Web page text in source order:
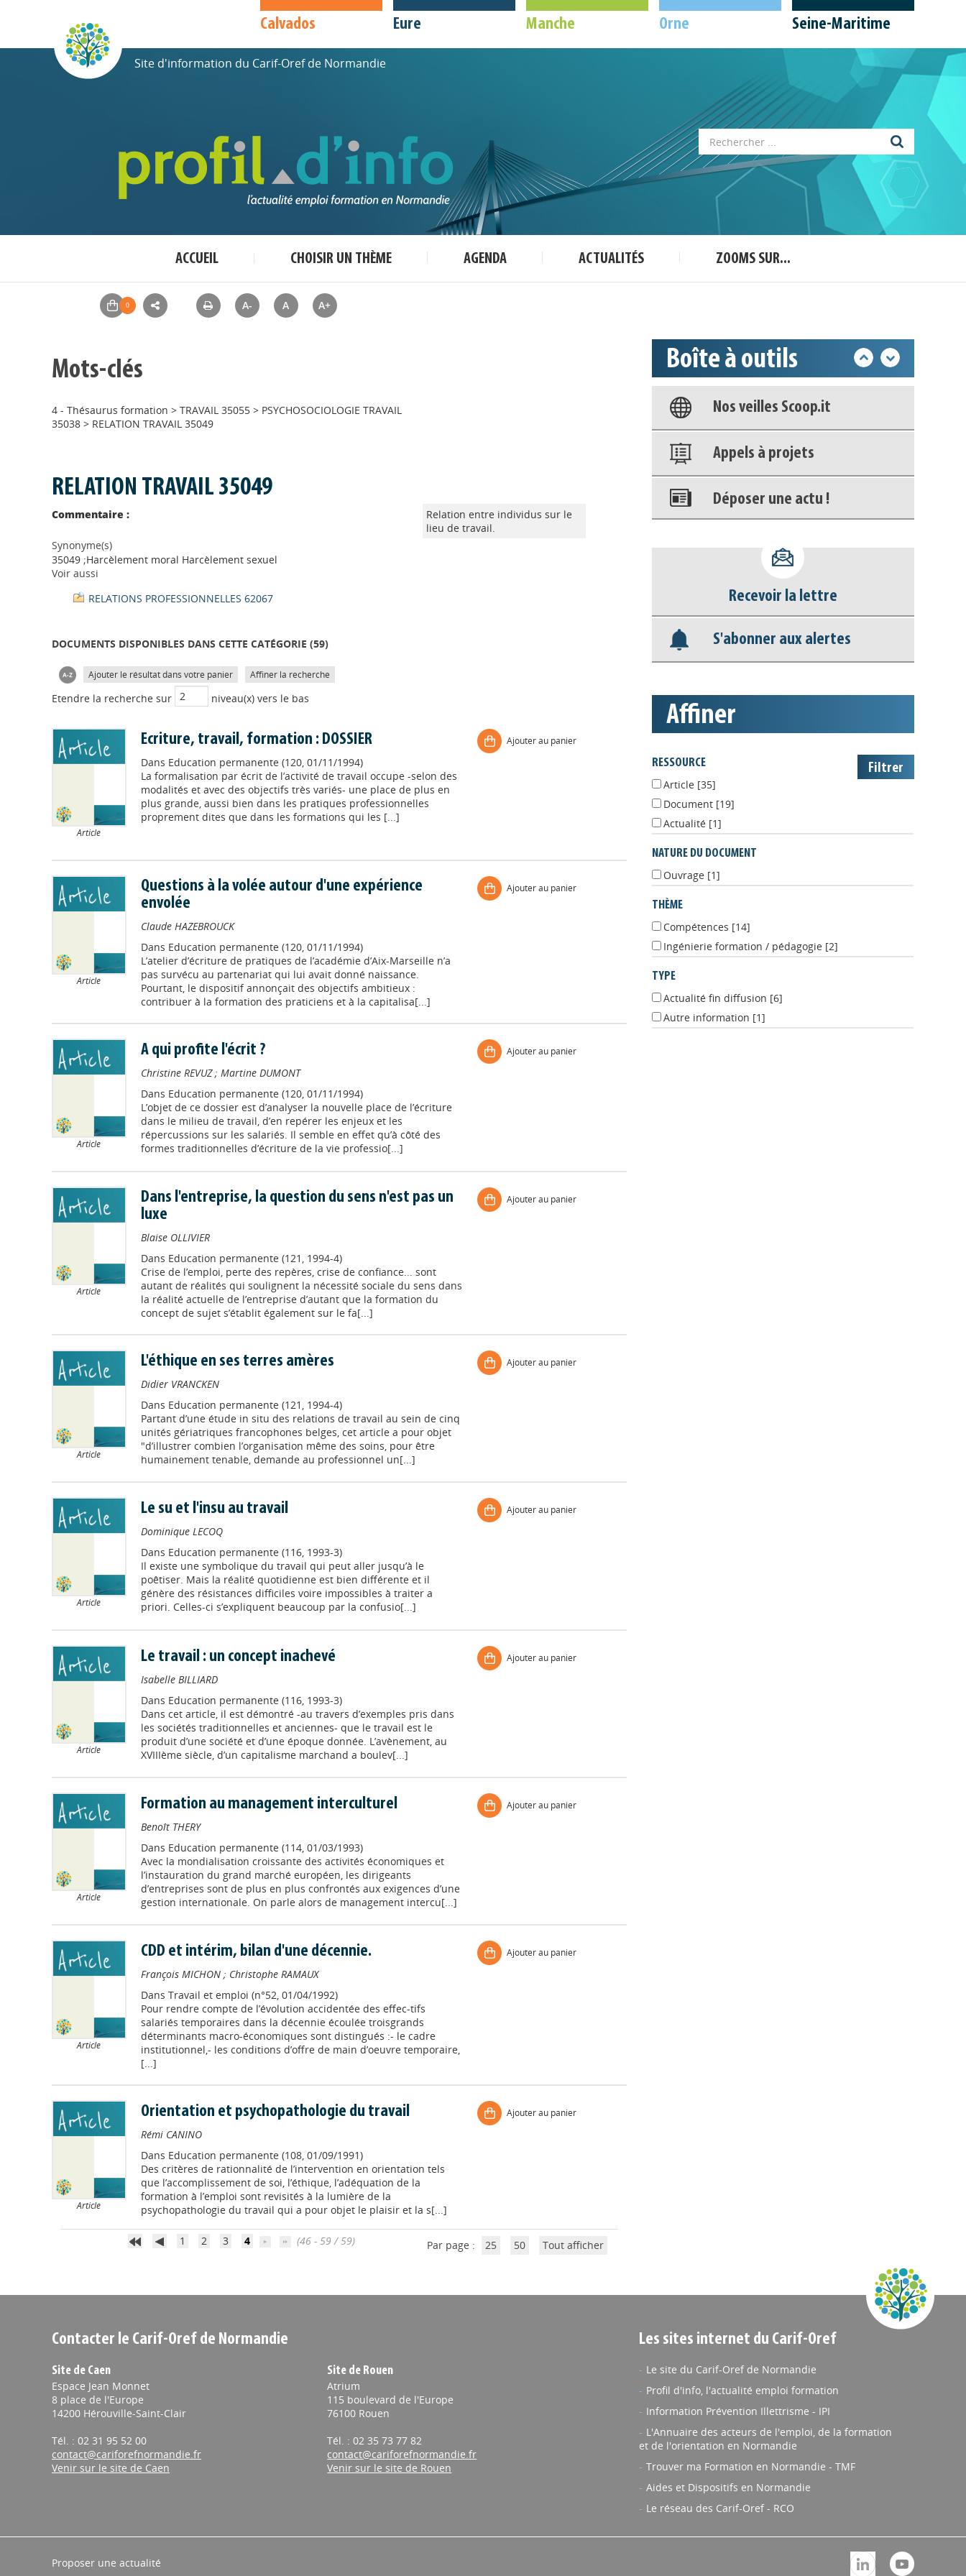
Calvados Eure Manche Orne Seine-Maritime
Site d'information du Carif-Oref de Normandie
ACCUEIL CHOISIR UN THÈME AGENDA ACTUALITÉS ZOOMS SUR...
A- A A+
Mots-clés
4 - Thésaurus formation > TRAVAIL 35055 > PSYCHOSOCIOLOGIE TRAVAIL
35038 > RELATION TRAVAIL 35049
RELATION TRAVAIL 35049
Commentaire :
Relation entre individus sur le
lieu de travail.
Synonyme(s)
35049 ;Harcèlement moral Harcèlement sexuel
Voir aussi
RELATIONS PROFESSIONNELLES 62067
DOCUMENTS DISPONIBLES DANS CETTE CATÉGORIE (59)
Ajouter le résultat dans votre panier Affiner la recherche
Etendre la recherche sur niveau(x) vers le bas
Article
Ecriture, travail, formation : DOSSIER
Dans Education permanente (120, 01/11/1994)
La formalisation par écrit de l’activité de travail occupe -selon des
modalités et avec des objectifs très variés- une place de plus en
plus grande, aussi bien dans les pratiques professionnelles
proprement dites que dans les formations qui les [...]
Ajouter au panier
Article
Questions à la volée autour d'une expérience
envolée
Claude HAZEBROUCK
Dans Education permanente (120, 01/11/1994)
L’atelier d’écriture de pratiques de l’académie d’Aix-Marseille n’a
pas survécu au partenariat qui lui avait donné naissance.
Pourtant, le dispositif annonçait des objectifs ambitieux :
contribuer à la formation des praticiens et à la capitalisa[...]
Ajouter au panier
Article
A qui profite l'écrit ?
Christine REVUZ; Martine DUMONT
Dans Education permanente (120, 01/11/1994)
L’objet de ce dossier est d’analyser la nouvelle place de l’écriture
dans le milieu de travail, d’en repérer les enjeux et les
répercussions sur les salariés. Il semble en effet qu’à côté des
formes traditionnelles d’écriture de la vie professio[...]
Ajouter au panier
Article
Dans l'entreprise, la question du sens n'est pas un
luxe
Blaise OLLIVIER
Dans Education permanente (121, 1994-4)
Crise de l’emploi, perte des repères, crise de confiance... sont
autant de réalités qui soulignent la nécessité sociale du sens dans
la réalité actuelle de l’entreprise d’autant que la formation du
concept de sujet s’établit également sur le fa[...]
Ajouter au panier
Article
L'éthique en ses terres amères
Didier VRANCKEN
Dans Education permanente (121, 1994-4)
Partant d’une étude in situ des relations de travail au sein de cinq
unités gériatriques francophones belges, cet article a pour objet
"d’illustrer combien l’organisation même des soins, pour être
humainement tenable, demande au professionnel un[...]
Ajouter au panier
Article
Le su et l'insu au travail
Dominique LECOQ
Dans Education permanente (116, 1993-3)
Il existe une symbolique du travail qui peut aller jusqu’à le
poêtiser. Mais la réalité quotidienne est bien différente et il
génère des résistances difficiles voire impossibles à traiter a
priori. Celles-ci s’expliquent beaucoup par la confusio[...]
Ajouter au panier
Article
Le travail : un concept inachevé
Isabelle BILLIARD
Dans Education permanente (116, 1993-3)
Dans cet article, il est démontré -au travers d’exemples pris dans
les sociétés traditionnelles et anciennes- que le travail est le
produit d’une société et d’une époque donnée. L’avènement, au
XVIIIème siècle, d’un capitalisme marchand a boulev[...]
Ajouter au panier
Article
Formation au management interculturel
Benoît THERY
Dans Education permanente (114, 01/03/1993)
Avec la mondialisation croissante des activités économiques et
l’instauration du grand marché européen, les dirigeants
d’entreprises sont de plus en plus confrontés aux exigences d’une
gestion internationale. On parle alors de management intercu[...]
Ajouter au panier
Article
CDD et intérim, bilan d'une décennie.
François MICHON; Christophe RAMAUX
Dans Travail et emploi (n°52, 01/04/1992)
Pour rendre compte de l’évolution accidentée des effec-tifs
salariés temporaires dans la décennie écoulée troisgrands
déterminants macro-économiques sont distingués :- le cadre
institutionnel,- les conditions d’offre de main d’oeuvre temporaire,
[...]
Ajouter au panier
Article
Orientation et psychopathologie du travail
Rémi CANINO
Dans Education permanente (108, 01/09/1991)
Des critères de rationnalité de l’intervention en orientation tels
que l’accomplissement de soi, l’éthique, l’adéquation de la
formation à l’emploi sont revisités à la lumière de la
psychopathologie du travail qui a pour objet le plaisir et la s[...]
Ajouter au panier
1 2 3 4 (46 - 59 / 59) Par page : 25 50 Tout afficher
Boîte à outils
Appels à projets
Base documentaire
Nos veilles Scoop.it
Appels à projets
Déposer une actu !
Base documentaire
Nos veilles Scoop.it
affiner
Document
Actualité[1]
Ouvrage[1]
Compétences
Ingénierie formation / pédagogie[2]
Actualité fin diffusion
Autre information[1]
Contacter le Carif-Oref de Normandie
Site de Caen
Espace Jean Monnet
8 place de l'Europe
14200 Hérouville-Saint-Clair
Tél. : 02 31 95 52 00
contact@cariforefnormandie.fr
Venir sur le site de Caen
Site de Rouen
Atrium
115 boulevard de l'Europe
76100 Rouen
Tél. : 02 35 73 77 82
contact@cariforefnormandie.fr
Venir sur le site de Rouen
Les sites internet du Carif-Oref
Le site du Carif-Oref de Normandie
Profil d'info, l'actualité emploi formation
Information Prévention Illettrisme - IPI
L'Annuaire des acteurs de l'emploi, de la formation
et de l'orientation en Normandie
Trouver ma Formation en Normandie - TMF
Aides et Dispositifs en Normandie
Le réseau des Carif-Oref - RCO
Proposer une actualité